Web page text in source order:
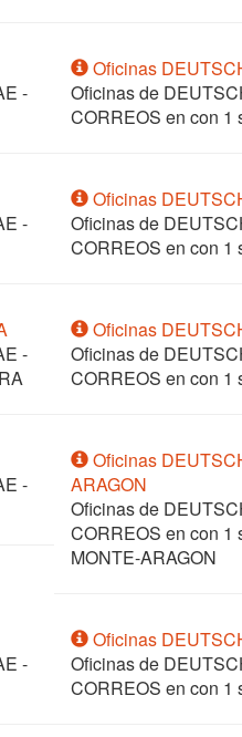
-
Oficinas
Oficinas de
CORREOS en con 1
-
Oficinas
Oficinas de
CORREOS en con 1
-
Oficinas
Oficinas de
CORREOS en con 1
-
Oficinas
ARAGON
Oficinas de
CORREOS en con 1
MONTE-ARAGON
-
Oficinas
Oficinas de
CORREOS en con 1